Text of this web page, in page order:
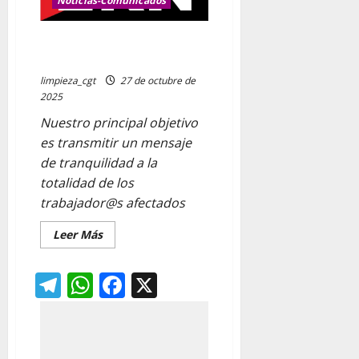
limpieza_cgt
27 de octubre de
2025
Nuestro principal objetivo
es transmitir un mensaje
de tranquilidad a la
totalidad de los
trabajador@s afectados
Leer MásLeer
más
Información
importante
sobre
Telegram
WhatsApp
Facebook